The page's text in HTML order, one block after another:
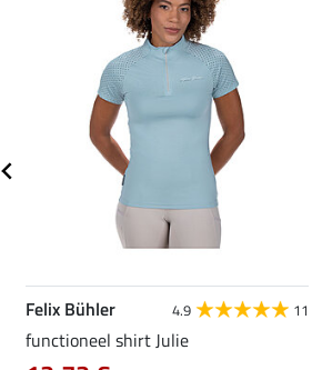
Felix Bühler 4.9 11
functioneel shirt Julie